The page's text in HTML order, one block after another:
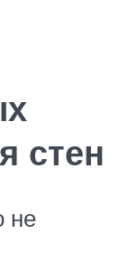
стен
не